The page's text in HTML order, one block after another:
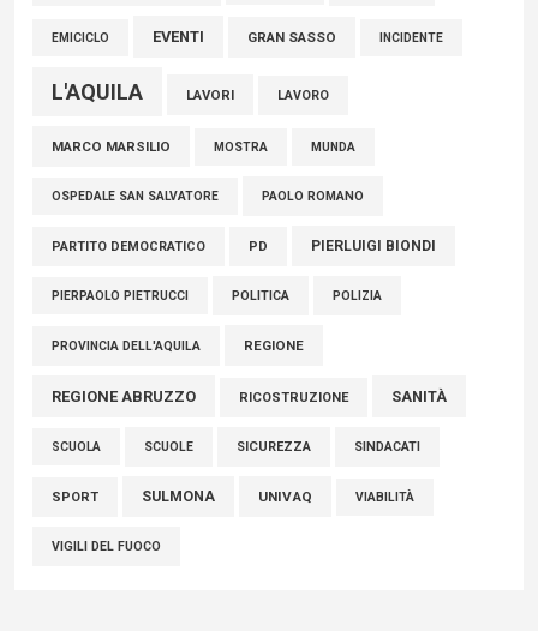
EMICICLO EVENTI GRAN SASSO INCIDENTE
L'AQUILA LAVORI LAVORO
MARCO MARSILIO MOSTRA MUNDA
OSPEDALE SAN SALVATORE PAOLO ROMANO
PARTITO DEMOCRATICO PD PIERLUIGI BIONDI
PIERPAOLO PIETRUCCI POLITICA POLIZIA
PROVINCIA DELL'AQUILA REGIONE
REGIONE ABRUZZO RICOSTRUZIONE SANITÀ
SCUOLA SCUOLE SICUREZZA SINDACATI
SPORT SULMONA UNIVAQ VIABILITÀ
VIGILI DEL FUOCO